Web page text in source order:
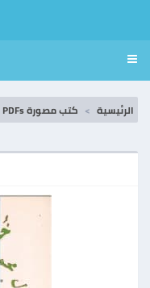
الرئيسية كتب مصورة PDFs